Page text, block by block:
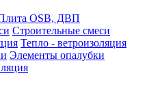
OSB, ДВП
Строительные смеси
Тепло - ветроизоляция
Элементы опалубки